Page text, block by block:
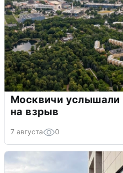
Москвичи услышали
на взрыв
7 августа 0